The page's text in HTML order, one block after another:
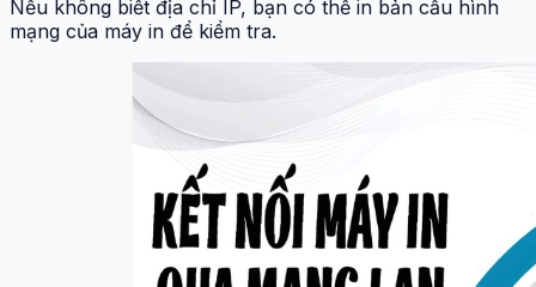
Nếu không biết địa chỉ IP, bạn có thể in bản cấu hình
mạng của máy in để kiểm tra.